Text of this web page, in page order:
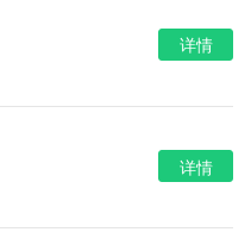
详情
详情